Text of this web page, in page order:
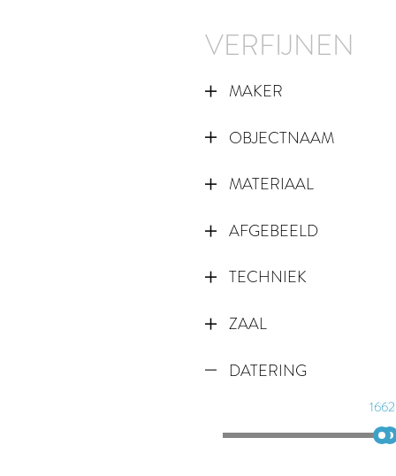
VERFIJNEN
MAKER
OBJECTNAAM
MATERIAAL
AFGEBEELD
TECHNIEK
ZAAL
DATERING
1662